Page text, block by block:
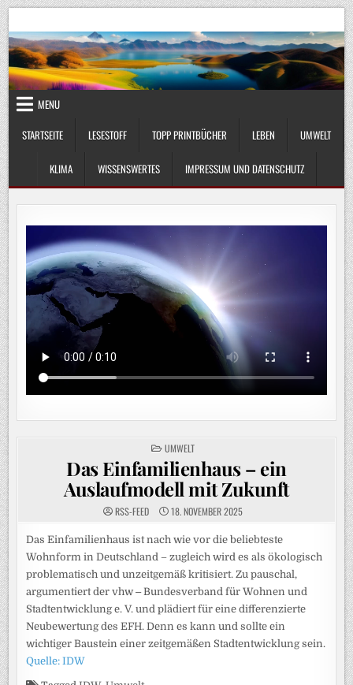
Skip
to
content
UmweltKlima.com
MENU
STARTSEITE
LESESTOFF TOPP PRINTBÜCHER LEBEN UMWELT
KLIMA WISSENSWERTES IMPRESSUM UND DATENSCHUTZ
POSTED
IN
UMWELT
Das Einfamilienhaus – ein
Auslaufmodell mit Zukunft
RSS-FEED 18. NOVEMBER 2025
Das Einfamilienhaus ist nach wie vor die beliebteste
Wohnform in Deutschland – zugleich wird es als ökologisch
problematisch und unzeitgemäß kritisiert. Zu pauschal,
argumentiert der vhw ‒ Bundesverband für Wohnen und
Stadtentwicklung e. V. und plädiert für eine differenzierte
Neubewertung des EFH. Denn es kann und sollte ein
wichtiger Baustein einer zeitgemäßen Stadtentwicklung sein.
Quelle: IDW